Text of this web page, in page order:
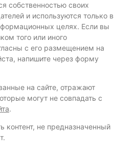
собственностью своих
и используются только в
целях. Если вы
того или иного
с его размещением на
напишите через форму
на сайте, отражают
могут не совпадать с
.
контент, не предназначенный